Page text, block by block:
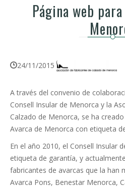
Página web
24/11/2015
A través del convenio de
Consell Insular de Menorca y la
Calzado de Menorca, se ha
Avarca de Menorca con etiqueta
En el año 2010, el Consell Insular
etiqueta de garantía, y
fabricantes de avarcas que la han
Avarca Pons, Benestar Menorca,